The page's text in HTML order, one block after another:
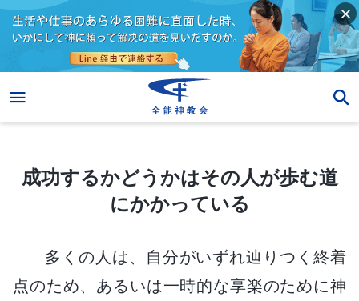
成功するかどうかはその人が歩む道にかかっている
成功するかどうかはその人が歩む道
にかかっている
多くの人は、自分がいずれ辿りつく終着
点のため、あるいは一時的な享楽のために神